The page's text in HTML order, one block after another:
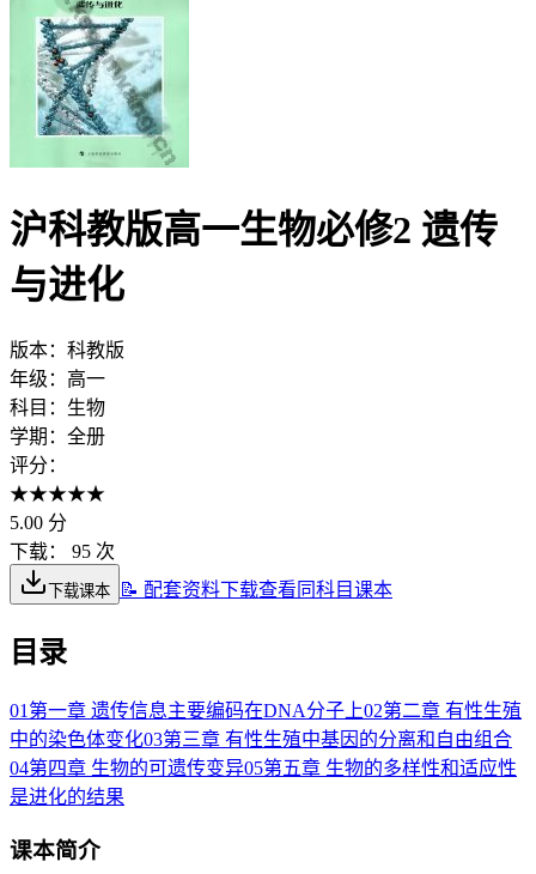
沪科教版高一生物必修2 遗传
与进化
版本： 科教版
年级： 高一
科目： 生物
学期： 全册
评分：
★★★★★
5.00 分
下载：
95 次
下载课本 📝 配套资料下载查看同科目课本
目录
01 第一章 遗传信息主要编码在DNA分子上02第二章 有性生殖
中的染色体变化03第三章 有性生殖中基因的分离和自由组合
04第四章 生物的可遗传变异05第五章 生物的多样性和适应性
是进化的结果
课本简介